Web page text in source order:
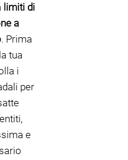
limiti di
a
. Prima
tua
i
per
e